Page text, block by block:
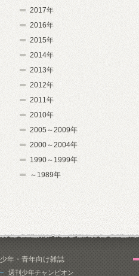
2017年
2016年
2015年
2014年
2013年
2012年
2011年
2010年
2005～2009年
2000～2004年
1990～1999年
～1989年
少年・青年向け雑誌
週刊少年チャンピオン